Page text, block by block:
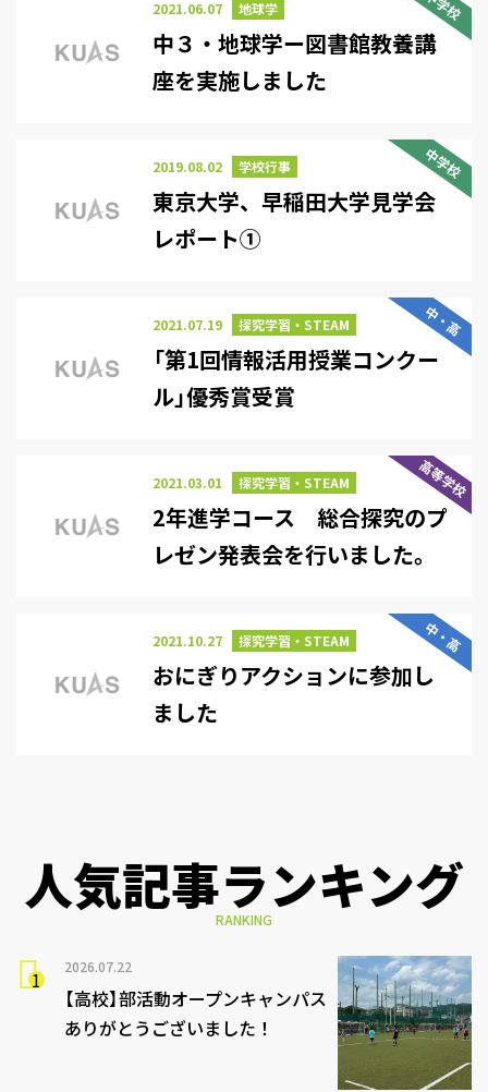
2021.06.07 地球学
中３・地球学ー図書館教養講
座を実施しました
中学校
2019.08.02 学校行事
東京大学、早稲田大学見学会
レポート①
中・高
2021.07.19 探究学習・STEAM
「第1回情報活用授業コンクー
ル」優秀賞受賞
高等学校
2021.03.01 探究学習・STEAM
2年進学コース 総合探究のプ
レゼン発表会を行いました。
中・高
2021.10.27 探究学習・STEAM
おにぎりアクションに参加し
ました
人気記事ランキング
RANKING
2026.07.22
【高校】部活動オープンキャンパス
ありがとうございました！